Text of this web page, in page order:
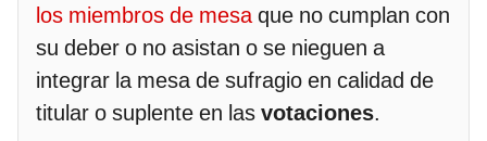
los miembros de mesa que no cumplan con
su deber o no asistan o se nieguen a
integrar la mesa de sufragio en calidad de
titular o suplente en las votaciones.